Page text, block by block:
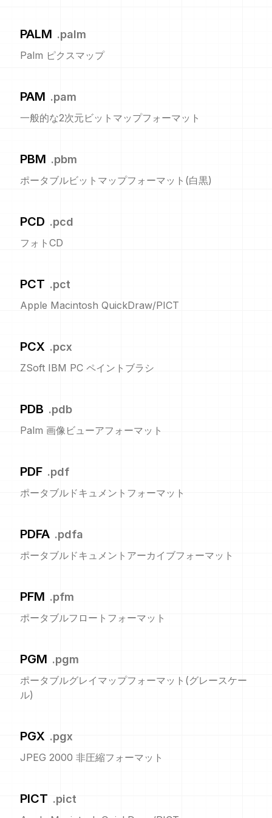
PALM .palm
Palm ピクスマップ
PAM .pam
一般的な2次元ビットマップフォーマット
PBM .pbm
ポータブルビットマップフォーマット(白黒)
PCD .pcd
フォトCD
PCT .pct
Apple Macintosh QuickDraw/PICT
PCX .pcx
ZSoft IBM PC ペイントブラシ
PDB .pdb
Palm 画像ビューアフォーマット
PDF .pdf
ポータブルドキュメントフォーマット
PDFA .pdfa
ポータブルドキュメントアーカイブフォーマット
PFM .pfm
ポータブルフロートフォーマット
PGM .pgm
ポータブルグレイマップフォーマット(グレースケー
ル)
PGX .pgx
JPEG 2000 非圧縮フォーマット
PICT .pict